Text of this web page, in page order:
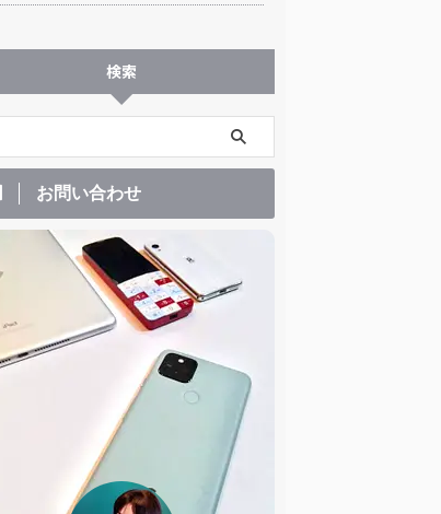
検索
お問い合わせ